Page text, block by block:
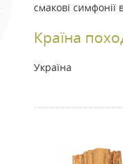
смакові симфонії
Країна
Україна